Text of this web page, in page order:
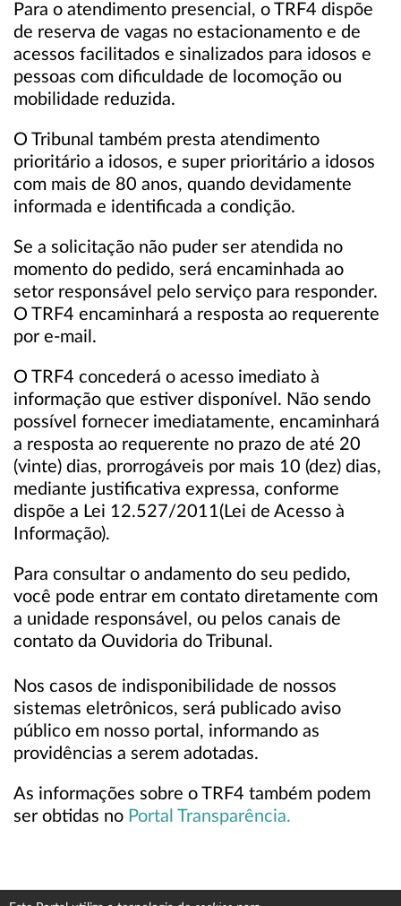
Para o atendimento presencial, o TRF4 dispõe
de reserva de vagas no estacionamento e de
acessos facilitados e sinalizados para idosos e
pessoas com dificuldade de locomoção ou
mobilidade reduzida.
O Tribunal também presta atendimento
prioritário a idosos, e super prioritário a idosos
com mais de 80 anos, quando devidamente
informada e identificada a condição.
Se a solicitação não puder ser atendida no
momento do pedido, será encaminhada ao
setor responsável pelo serviço para responder.
O TRF4 encaminhará a resposta ao requerente
por e-mail.
O TRF4 concederá o acesso imediato à
informação que estiver disponível. Não sendo
possível fornecer imediatamente, encaminhará
a resposta ao requerente no prazo de até 20
(vinte) dias, prorrogáveis por mais 10 (dez) dias,
mediante justificativa expressa, conforme
dispõe a Lei 12.527/2011(Lei de Acesso à
Informação).
Para consultar o andamento do seu pedido,
você pode entrar em contato diretamente com
a unidade responsável, ou pelos canais de
contato da Ouvidoria do Tribunal.
Nos casos de indisponibilidade de nossos
sistemas eletrônicos, será publicado aviso
público em nosso portal, informando as
providências a serem adotadas.
As informações sobre o TRF4 também podem
ser obtidas no Portal Transparência.